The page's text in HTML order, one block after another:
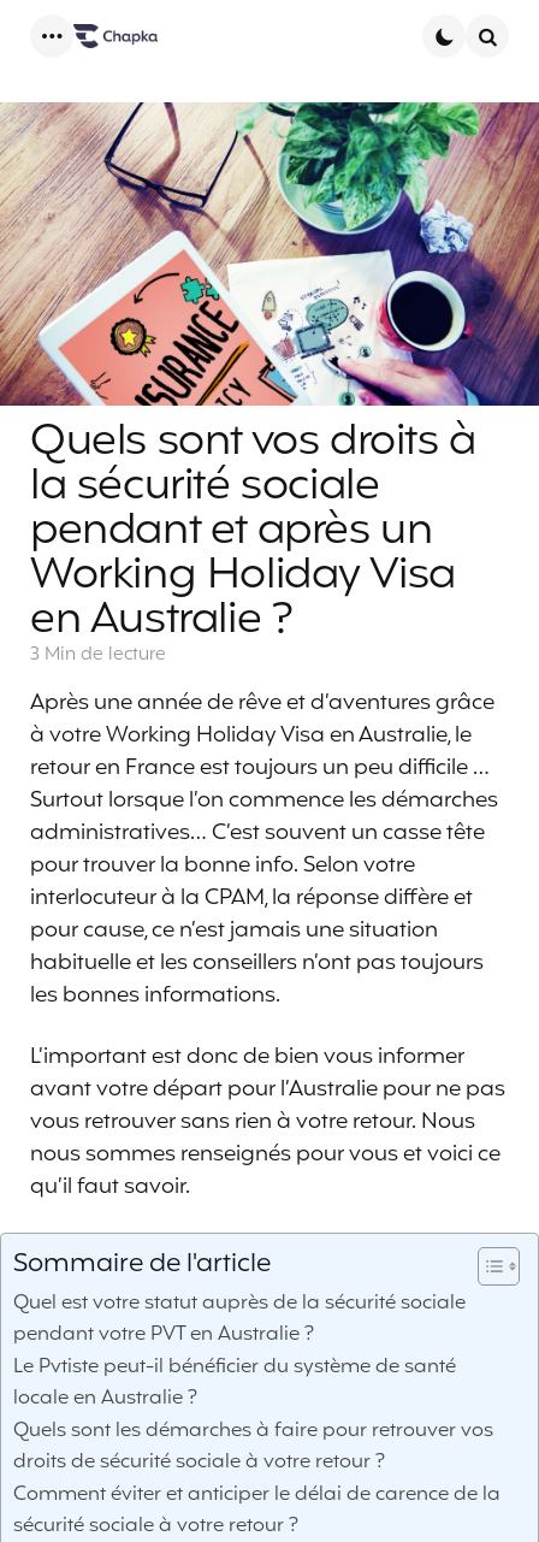
Quels sont vos droits à
la sécurité sociale
pendant et après un
Working Holiday Visa
en Australie ?
3 Min de lecture
Après une année de rêve et d’aventures grâce
à votre Working Holiday Visa en Australie, le
retour en France est toujours un peu difficile …
Surtout lorsque l’on commence les démarches
administratives… C’est souvent un casse tête
pour trouver la bonne info. Selon votre
interlocuteur à la CPAM, la réponse diffère et
pour cause, ce n’est jamais une situation
habituelle et les conseillers n’ont pas toujours
les bonnes informations.
L’important est donc de bien vous informer
avant votre départ pour l’Australie pour ne pas
vous retrouver sans rien à votre retour. Nous
nous sommes renseignés pour vous et voici ce
qu’il faut savoir.
Sommaire de l'article
Quel est votre statut auprès de la sécurité sociale
pendant votre PVT en Australie ?
Le Pvtiste peut-il bénéficier du système de santé
locale en Australie ?
Quels sont les démarches à faire pour retrouver vos
droits de sécurité sociale à votre retour ?
Comment éviter et anticiper le délai de carence de la
sécurité sociale à votre retour ?